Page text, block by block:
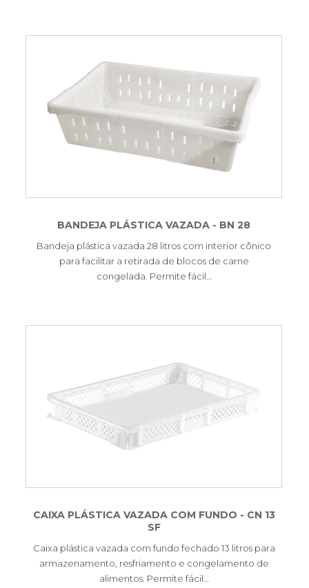
BANDEJA PLÁSTICA VAZADA - BN 28
Bandeja plástica vazada 28 litros com interior cônico
para facilitar a retirada de blocos de carne
congelada. Permite fácil…
CAIXA PLÁSTICA VAZADA COM FUNDO - CN 13
SF
Caixa plástica vazada com fundo fechado 13 litros para
armazenamento, resfriamento e congelamento de
alimentos. Permite fácil…